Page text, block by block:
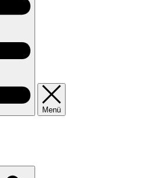
Menü